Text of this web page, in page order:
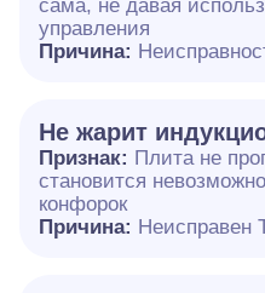
сама, не давая
управления
Причина:
Не жарит
Признак: Плита не
становится
конфорок
Причина: Неисправен